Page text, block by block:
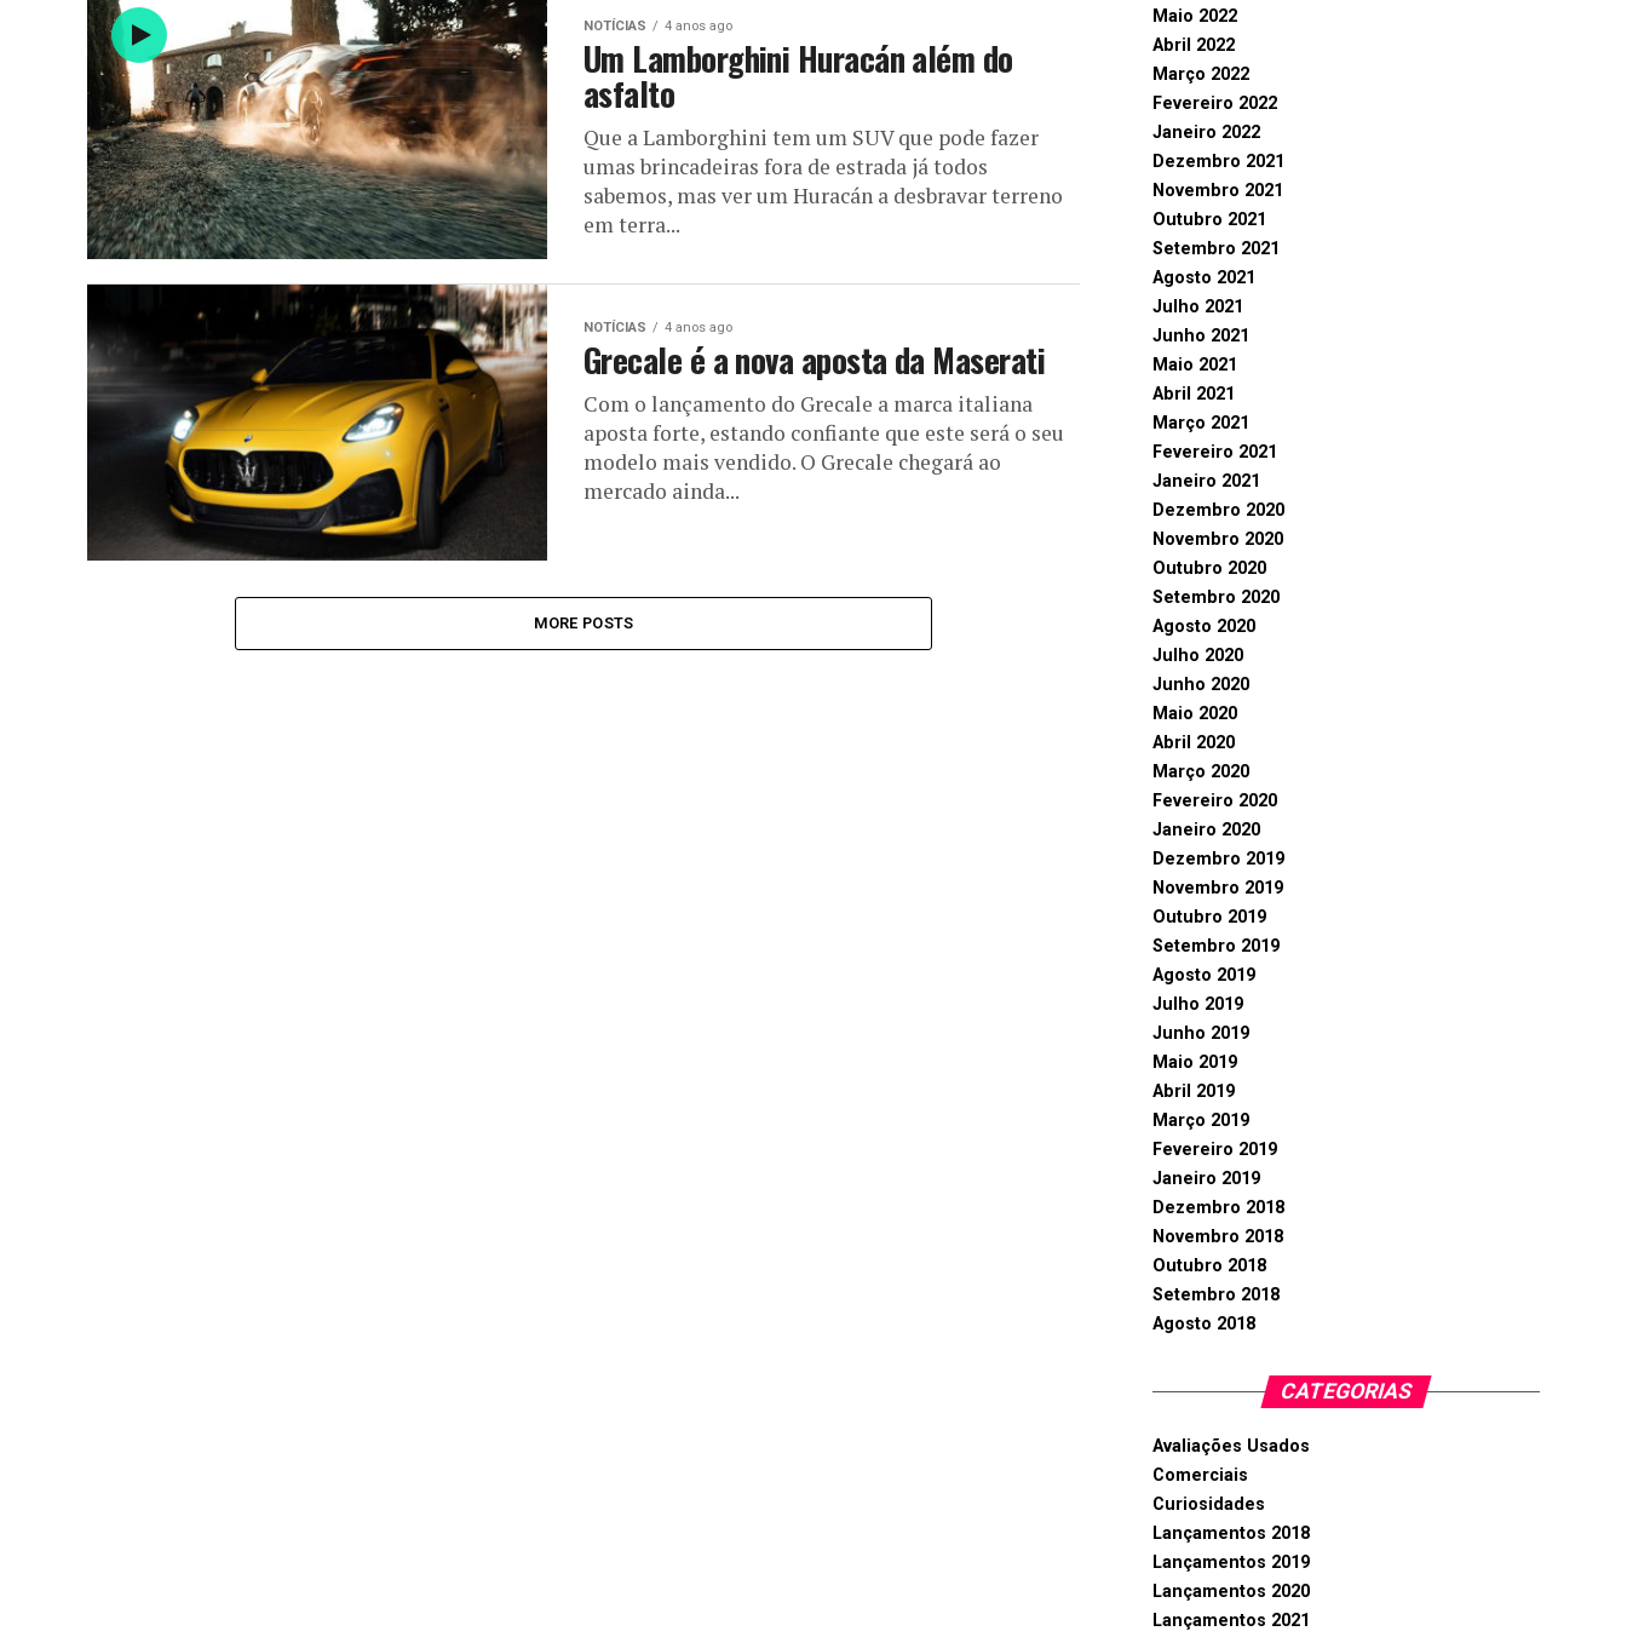
NOTÍCIAS 4 anos ago
Um Lamborghini Huracán além do
asfalto
Que a Lamborghini tem um SUV que pode fazer
umas brincadeiras fora de estrada já todos
sabemos, mas ver um Huracán a desbravar terreno
em terra...
NOTÍCIAS 4 anos ago
Grecale é a nova aposta da Maserati
Com o lançamento do Grecale a marca italiana
aposta forte, estando confiante que este será o seu
modelo mais vendido. O Grecale chegará ao
mercado ainda...
MORE POSTS
Maio 2022
Abril 2022
Março 2022
Fevereiro 2022
Janeiro 2022
Dezembro 2021
Novembro 2021
Outubro 2021
Setembro 2021
Agosto 2021
Julho 2021
Junho 2021
Maio 2021
Abril 2021
Março 2021
Fevereiro 2021
Janeiro 2021
Dezembro 2020
Novembro 2020
Outubro 2020
Setembro 2020
Agosto 2020
Julho 2020
Junho 2020
Maio 2020
Abril 2020
Março 2020
Fevereiro 2020
Janeiro 2020
Dezembro 2019
Novembro 2019
Outubro 2019
Setembro 2019
Agosto 2019
Julho 2019
Junho 2019
Maio 2019
Abril 2019
Março 2019
Fevereiro 2019
Janeiro 2019
Dezembro 2018
Novembro 2018
Outubro 2018
Setembro 2018
Agosto 2018
CATEGORIAS
Avaliações Usados
Comerciais
Curiosidades
Lançamentos 2018
Lançamentos 2019
Lançamentos 2020
Lançamentos 2021